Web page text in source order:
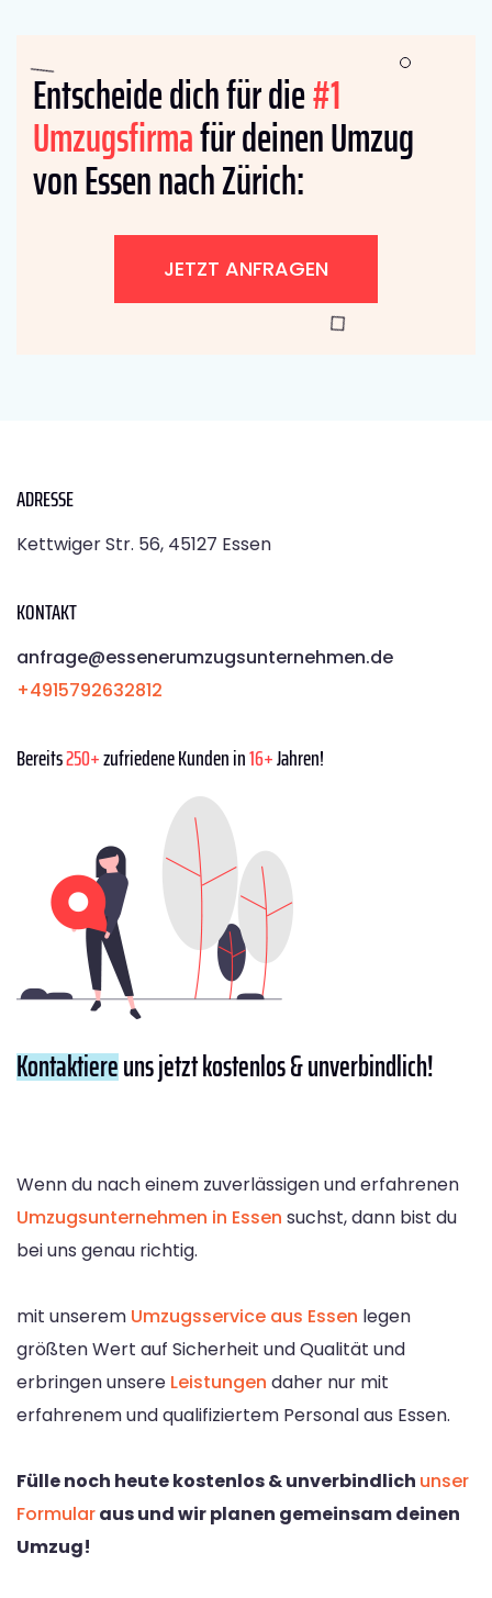
Entscheide dich für die#1
Umzugsfirmafür deinen Umzug
von Essen nach Zürich:
JETZT ANFRAGEN
ADRESSE
Kettwiger Str. 56, 45127 Essen
KONTAKT
anfrage@essenerumzugsunternehmen.de
+4915792632812
Bereits250+zufriedene Kunden in16+Jahren!
Kontaktiereuns jetzt kostenlos & unverbindlich!
Wenn du nach einem zuverlässigen und erfahrenen
Umzugsunternehmen in Essen suchst, dann bist du
bei uns genau richtig.
mit unserem Umzugsservice aus Essen legen
größten Wert auf Sicherheit und Qualität und
erbringen unsere Leistungen daher nur mit
erfahrenem und qualifiziertem Personal aus Essen.
Fülle noch heute kostenlos & unverbindlich unser
Formularaus und wir planen gemeinsam deinen
Umzug!